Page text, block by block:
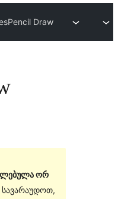
Pencil Draw
ორ
სავარაუდოთ,